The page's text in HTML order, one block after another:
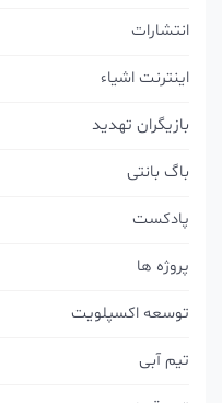
انتشارات
اینترنت اشیاء
بازیگران تهدید
باگ بانتی
پادکست
پروژه ها
توسعه اکسپلویت
تیم آبی